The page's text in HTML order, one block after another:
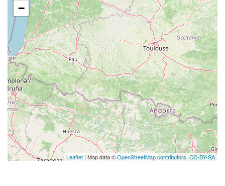
−
Leaflet | Map data ©OpenStreetMap contributors, CC-BY-SA